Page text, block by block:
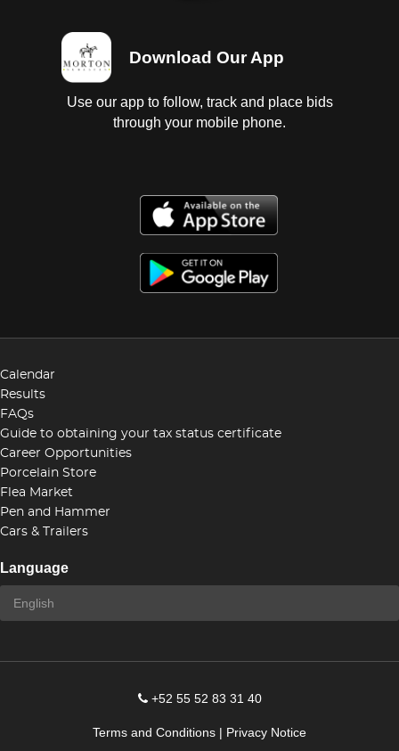
Download Our App
Use our app to follow, track and place bids
through your mobile phone.
Calendar
Results
FAQs
Guide to obtaining your tax status certificate
Career Opportunities
Porcelain Store
Flea Market
Pen and Hammer
Cars & Trailers
Language
+52 55 52 83 31 40
Terms and Conditions | Privacy Notice